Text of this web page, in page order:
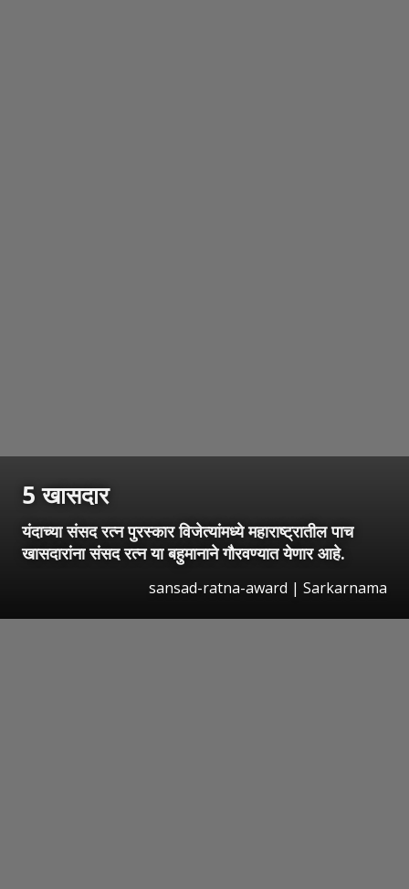
5खासदार
यंदाच्या संसद रत्न पुरस्कार विजेत्यांमध्ये महाराष्ट्रातील पाच
खासदारांना संसद रत्न या बहुमानाने गौरवण्यात येणार आहे.
sansad-ratna-award | Sarkarnama